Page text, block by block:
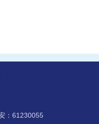
：61230055